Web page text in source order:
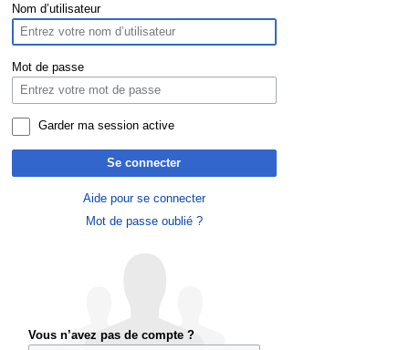
Aller
la
navigation
Aller
la
recherche
Nom d’utilisateur
Mot de passe
Garder ma session active
Se connecter
Aide pour se connecter
Mot de passe oublié ?
Vous n’avez pas de compte ?